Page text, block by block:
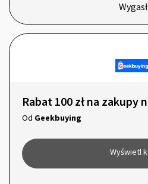
Wygasł
Rabat 100 zł na zakupy
Od Geekbuying
Wyświetl